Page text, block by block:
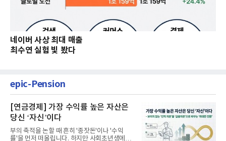
네이버 사상 최대 매출
최수연 실험 빛 봤다
epic-Pension
[연금경제] 가장 수익률 높은 자산은
당신 ‘자신’이다
부의 축적을 논할 때 흔히 '종잣돈'이나 '수익
률'을 먼저 떠올립니다. 하지만 사회초년생에게